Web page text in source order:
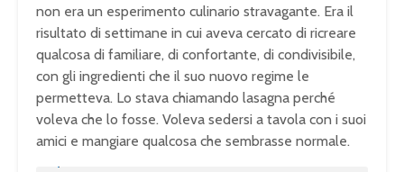
non era un esperimento culinario stravagante. Era il
risultato di settimane in cui aveva cercato di ricreare
qualcosa di familiare, di confortante, di condivisibile,
con gli ingredienti che il suo nuovo regime le
permetteva. Lo stava chiamando lasagna perché
voleva che lo fosse. Voleva sedersi a tavola con i suoi
amici e mangiare qualcosa che sembrasse normale.